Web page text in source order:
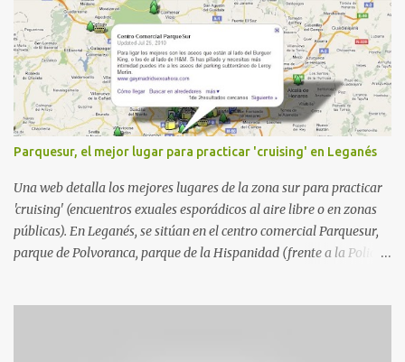
Parquesur, el mejor lugar para practicar 'cruising' en Leganés
Una web detalla los mejores lugares de la zona sur para practicar
'cruising' (encuentros exuales esporádicos al aire libre o en zonas
públicas). En Leganés, se sitúan en el centro comercial Parquesur,
parque de Polvoranca, parque de la Hispanidad (frente a la Policía